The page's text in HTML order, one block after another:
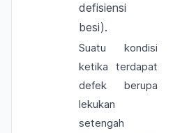
defisiensi
besi).
Suatu kondisi
ketika terdapat
defek berupa
lekukan
setengah